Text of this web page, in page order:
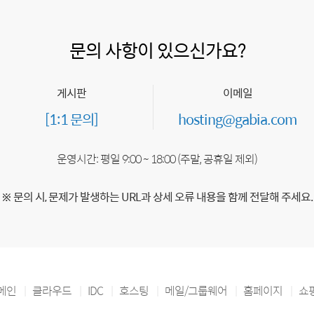
문의 사항이 있으신가요?
게시판
[1:1 문의]
이메일
hosting@gabia.com
운영시간: 평일 9:00 ~ 18:00 (주말, 공휴일 제외)
※ 문의 시, 문제가 발생하는 URL과 상세 오류 내용을 함께 전달해 주세요.
인 클라우드 IDC 호스팅 메일/그룹웨어 홈페이지 쇼